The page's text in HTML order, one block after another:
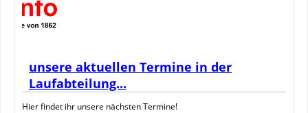
unsere aktuellen Termine in der
Laufabteilung...
Hier findet ihr unsere nächsten Termine!